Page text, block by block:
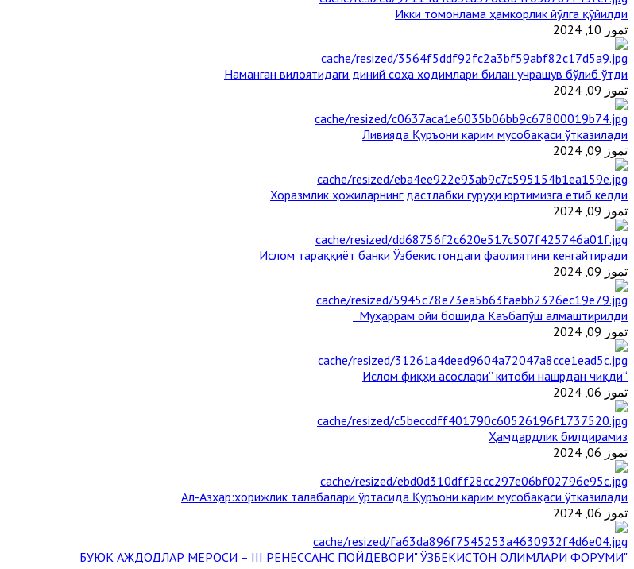
Икки томонлама ҳамкорлик йўлга қўйилди
تموز 10, 2024
Наманган вилоятидаги диний соҳа ходимлари билан учрашув бўлиб ўтди
تموز 09, 2024
Ливияда Қуръони карим мусобақаси ўтказилади
تموز 09, 2024
Хоразмлик ҳожиларнинг дастлабки гуруҳи юртимизга етиб келди
تموز 09, 2024
Ислом тараққиёт банки Ўзбекистондаги фаолиятини кенгайтиради
تموز 09, 2024
Муҳаррам ойи бошида Каъбапўш алмаштирилди
تموز 09, 2024
“Ислом фиқҳи асослари” китоби нашрдан чиқди
تموز 06, 2024
Ҳамдардлик билдирамиз
تموز 06, 2024
Aл-Aзҳар:хорижлик талабалари ўртасида Қуръони карим мусобақаси ўтказилади
تموز 06, 2024
"БУЮК АЖДОДЛАР МЕРОСИ – III РЕНЕССАНС ПОЙДЕВОРИ" ЎЗБЕКИСТОН ОЛИМЛАРИ ФОРУМИ